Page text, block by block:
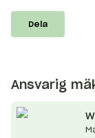
Dela
Ansvarig